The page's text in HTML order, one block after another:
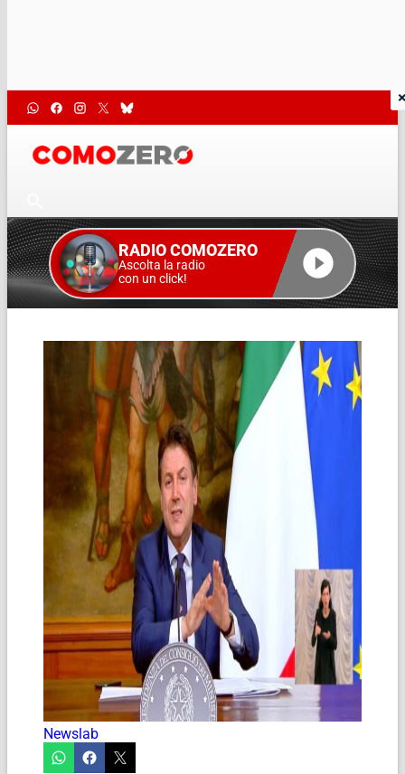
RADIO COMOZERO
Ascolta la radio
con un click!
Newslab